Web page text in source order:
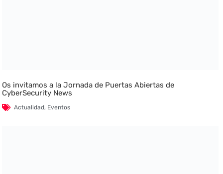
Os invitamos a la Jornada de Puertas Abiertas de
CyberSecurity News
Actualidad, Eventos